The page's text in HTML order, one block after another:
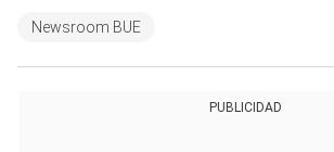
Newsroom BUE
PUBLICIDAD